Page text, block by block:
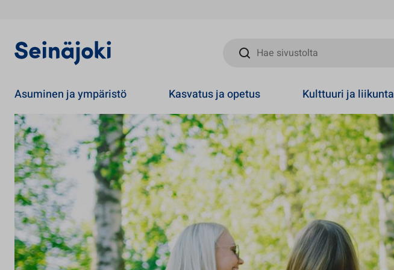
Hae sivustolta
Asuminen ja ympäristö Kasvatus ja opetus Kulttuuri ja liikunta